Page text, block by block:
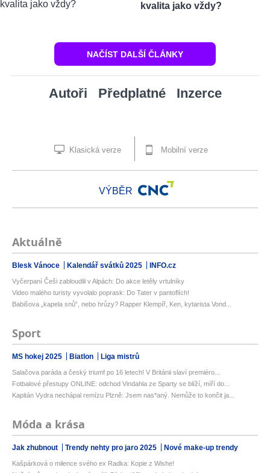
kvalita jako vždy?
NAČÍST DALŠÍ ČLÁNKY
Autoři Předplatné Inzerce
Klasická verze Mobilní verze
VÝBĚR
Aktuálně
Blesk Vánoce Kalendář svátků 2025 INFO.cz
Vyčerpaní Češi zabloudili v Alpách: Do akce letěly vrtulníky
Video malého turisty vyvolalo poprask: Do Tater v pantoflích!
Babišova „kapela snů“, nebo hrůzy? Rapper Klempíř, Ken, kytarista Vond...
Sport
MS hokej 2025 Biatlon Liga mistrů
Salačova paráda a český triumf po 16 letech! V Británii slaví premiéro...
Fotbalové přestupy ONLINE: odchod Vindahla ze Sparty se blíží, míří do...
Kapitán Vydra nechápal remízu Plzně: Jsem nas*aný. Nemůže to končit ja...
Móda a krása
Jak zhubnout Trendy nehty pro jaro 2025 Nové make-up trendy
Kašpárková o milence svého ex Radka: Kopie z Wishe!